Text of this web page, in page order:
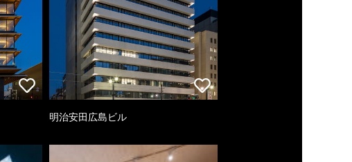
明治安田広島ビル